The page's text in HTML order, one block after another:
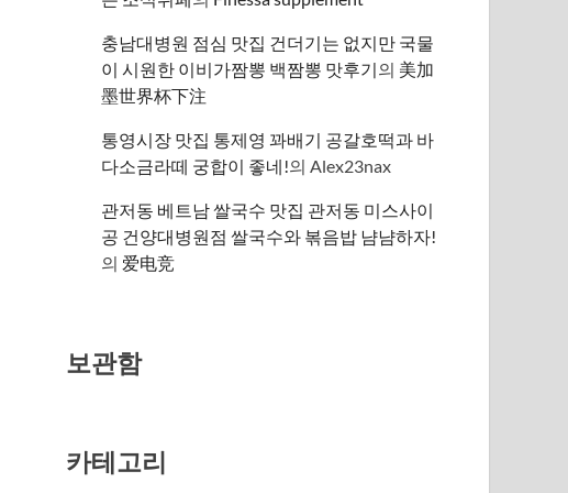
충남대병원 점심 맛집 건더기는 없지만 국물
이 시원한 이비가짬뽕 백짬뽕 맛후기의 美加
墨世界杯下注
통영시장 맛집 통제영 꽈배기 공갈호떡과 바
다소금라떼 궁합이 좋네!의Alex23nax
관저동 베트남 쌀국수 맛집 관저동 미스사이
공 건양대병원점 쌀국수와 볶음밥 냠냠하자!
의 爱电竞
보관함
카테고리